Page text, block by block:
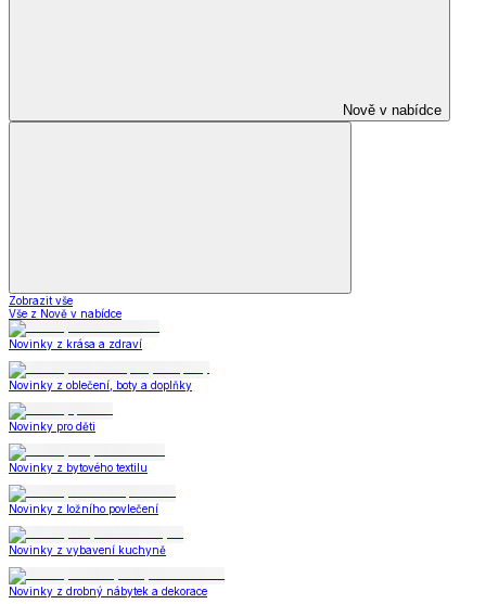
Nově v nabídce
Zobrazit vše
Vše z Nově v nabídce
Novinky z krása a zdraví
Novinky z oblečení, boty a doplňky
Novinky pro děti
Novinky z bytového textilu
Novinky z ložního povlečení
Novinky z vybavení kuchyně
Novinky z drobný nábytek a dekorace